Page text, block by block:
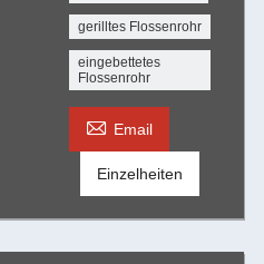
gerilltes Flossenrohr
eingebettetes
Flossenrohr
 Email
Einzelheiten